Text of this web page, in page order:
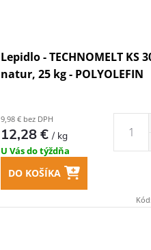
Lepidlo - TECHNOMELT KS
natur, 25 kg - POLYOLEFIN
9,98 € bez DPH
12,28 €/ kg
U Vás do týždňa
DO KOŠÍKA
Kód: